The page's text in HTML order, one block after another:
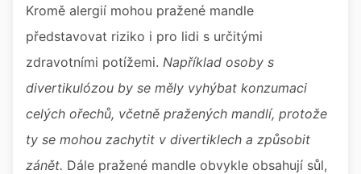
Kromě alergií mohou pražené mandle
představovat riziko i pro lidi s určitými
zdravotními potížemi. Například osoby s
divertikulózou by se měly vyhýbat konzumaci
celých ořechů, včetně pražených mandlí, protože
ty se mohou zachytit v divertiklech a způsobit
zánět. Dále pražené mandle obvykle obsahují sůl,